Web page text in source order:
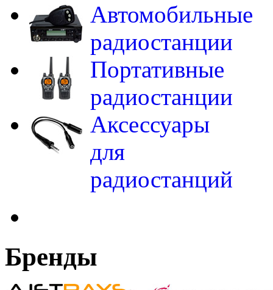
Автомобильные
радиостанции
Портативные
радиостанции
Аксессуары
для
радиостанций
Бренды